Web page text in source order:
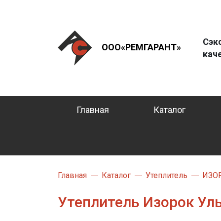
ООО«РЕМГАРАНТ»
Главная Каталог
Главная Каталог Утеплитель
Утеплитель Изорок